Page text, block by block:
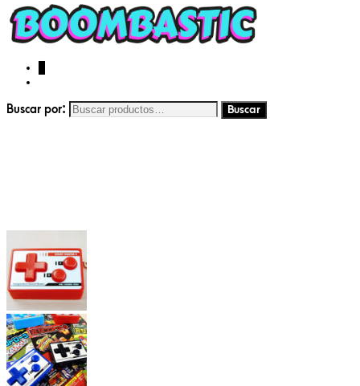
Buscar por: